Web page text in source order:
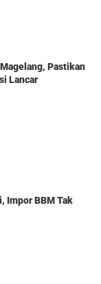
Pastikan
Lancar
Impor BBM Tak